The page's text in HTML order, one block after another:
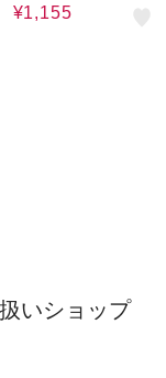
¥1,155
いショップ